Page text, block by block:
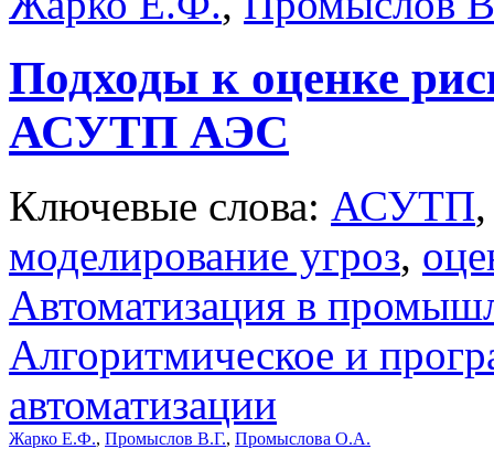
Подходы к оценке
АСУТП АЭС
Ключевые слова: АСУТП
моделирование угроз,
Автоматизация в
Алгоритмическое и
автоматизации
Жарко Е.Ф., Промыслов В.Г., Промыслова О.А.